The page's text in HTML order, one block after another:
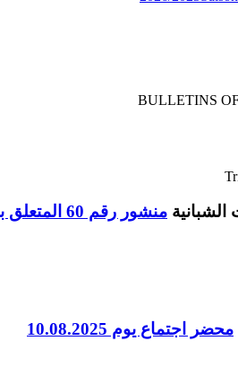
BULLETINS
منشور رقم 60 المتعلق بالفئات الشبانية
محضر اجتماع يوم 10.08.2025